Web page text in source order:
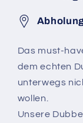
Das must-
dem echten
unterwegs
wollen.
Unsere